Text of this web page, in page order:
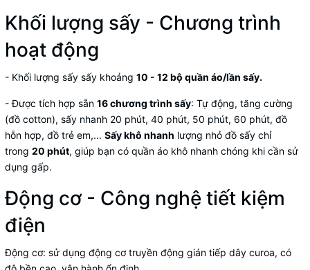
Khối lượng sấy - Chương trình
hoạt động
- Khối lượng sấy sấy khoảng 10 - 12 bộ quần áo/lần sấy.
- Được tích hợp sẵn 16 chương trình sấy: Tự động, tăng cường
(đồ cotton), sấy nhanh 20 phút, 40 phút, 50 phút, 60 phút, đồ
hỗn hợp, đồ trẻ em,... Sấy khô nhanh lượng nhỏ đồ sấy chỉ
trong 20 phút, giúp bạn có quần áo khô nhanh chóng khi cần sử
dụng gấp.
Động cơ - Công nghệ tiết kiệm
điện
Động cơ: sử dụng động cơ truyền động gián tiếp dây curoa, có